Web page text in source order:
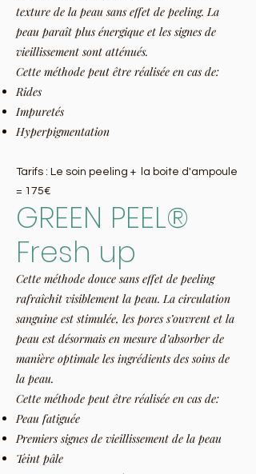
texture de la peau sans effet de peeling. La
peau paraît plus énergique et les signes de
vieillissement sont atténués.
Cette méthode peut être réalisée en cas de:
Rides
Impuretés
Hyperpigmentation
Tarifs : Le soin peeling + la boite d'ampoule
= 175€
GREEN PEEL®
Fresh up
Cette méthode douce sans effet de peeling
rafraîchit visiblement la peau. La circulation
sanguine est stimulée, les pores s’ouvrent et la
peau est désormais en mesure d’absorber de
manière optimale les ingrédients des soins de
la peau.
Cette méthode peut être réalisée en cas de:
Peau fatiguée
Premiers signes de vieillissement de la peau
Teint pâle